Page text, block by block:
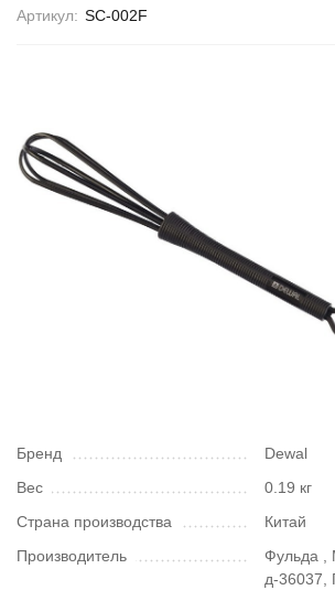
Артикул: SC-002F
Бренд
Dewal
Вес
0.19 кг
Страна производства
Китай
Производитель
Фульда ,
д-36037,